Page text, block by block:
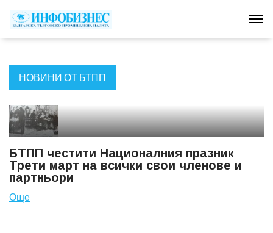
НОВИНИ ОТ БТПП
БТПП честити Националния празник
Трети март на всички свои членове и
партньори
Още